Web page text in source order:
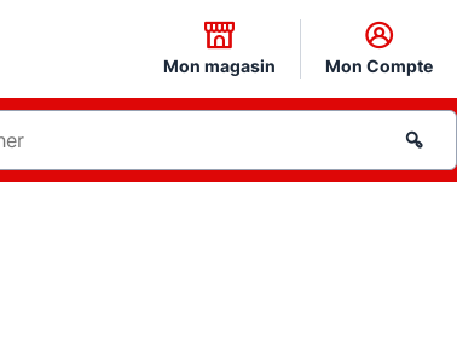
Mon magasin Mon Compte